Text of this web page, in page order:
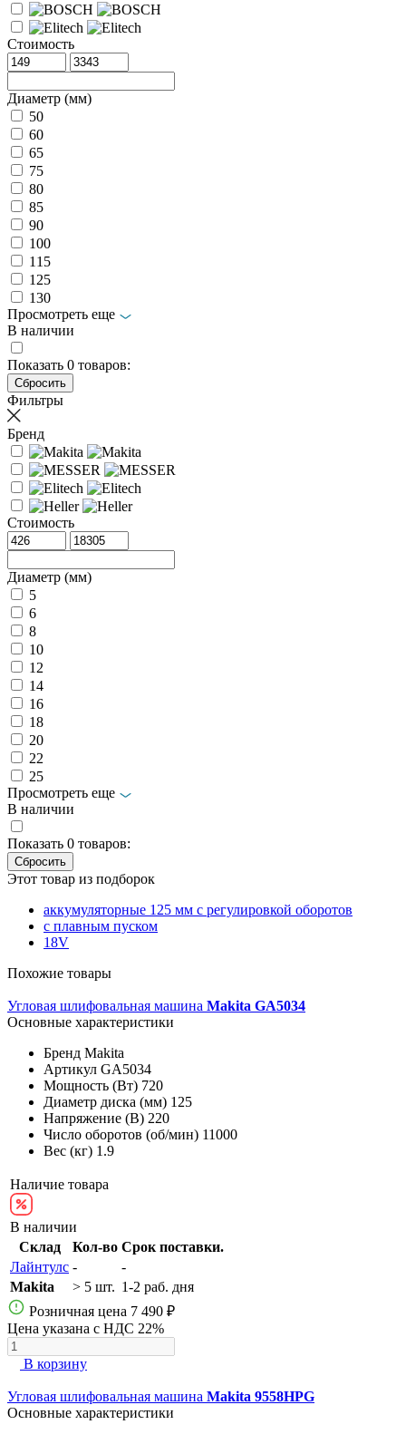
Стоимость
Диаметр (мм)
50
60
65
75
80
85
90
100
115
125
130
Просмотреть еще
В наличии
Показать 0 товаров:
Фильтры
Бренд
Стоимость
Диаметр (мм)
5
6
8
10
12
14
16
18
20
22
25
Просмотреть еще
В наличии
Показать 0 товаров:
Этот товар из подборок
аккумуляторные 125 мм с регулировкой оборотов
с плавным пуском
18V
Похожие товары
Угловая шлифовальная машина Makita GA5034
Основные характеристики
Бренд Makita
Артикул GA5034
Мощность (Вт) 720
Диаметр диска (мм) 125
Напряжение (В) 220
Число оборотов (об/мин) 11000
Вес (кг) 1.9
Наличие товара
В наличии
Склад
Кол-во Срок поставки.
Лайнтулс -
-
Makita
> 5 шт. 1-2 раб. дня
Розничная цена 7 490 ₽
Цена указана с НДС 22%
В корзину
Угловая шлифовальная машина Makita 9558HPG
Основные характеристики